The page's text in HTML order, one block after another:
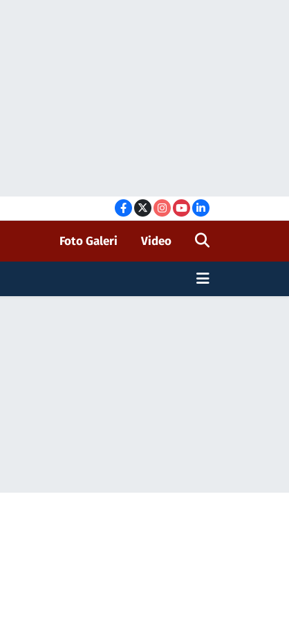
Foto Galeri Video